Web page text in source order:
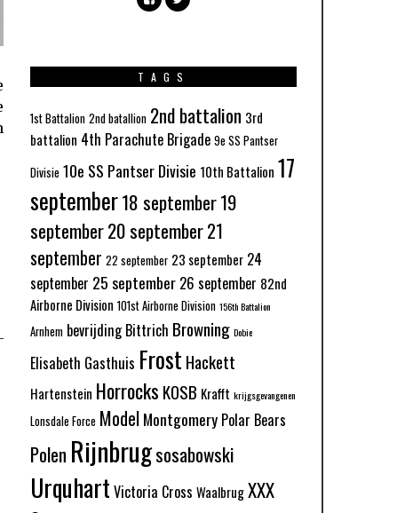
TAGS
1st Battalion 2nd batallion 2nd battalion 3rd
battalion 4th Parachute Brigade 9e SS Pantser
Divisie 10e SS Pantser Divisie 10th Battalion 17
september18 september19
september20 september21
september 22 september 23 september 24
september 25 september 26 september 82nd
Airborne Division 101st Airborne Division 156th Battalion
Arnhem bevrijding Bittrich Browning Dobie
Elisabeth Gasthuis Frost Hackett
Hartenstein Horrocks KOSB Krafft krijgsgevangenen
Lonsdale Force ModelMontgomery Polar Bears
Polen Rijnbrugsosabowski
Urquhart Victoria Cross WaalbrugXXX